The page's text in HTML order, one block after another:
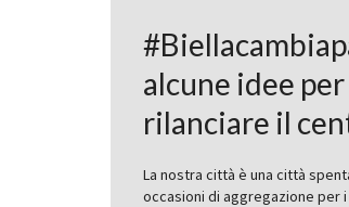
alcune idee per
rilanciare il
La nostra città è una città
occasioni di aggregazione per i